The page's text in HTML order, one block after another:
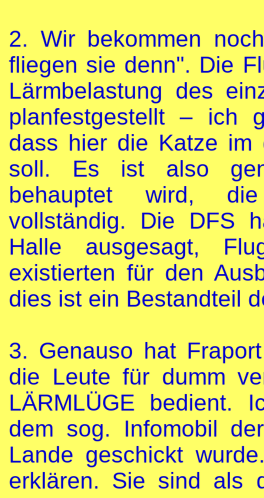
2. Wir bekommen
fliegen sie denn". Die
Lärmbelastung des
planfestgestellt – ich
dass hier die Katze im
soll. Es ist also
behauptet wird, die
vollständig. Die DFS
Halle ausgesagt,
existierten für den
dies ist ein Bestandteil
3. Genauso hat
die Leute für dumm
LÄRMLÜGE bedient.
dem sog. Infomobil
Lande geschickt
erklären. Sie sind als